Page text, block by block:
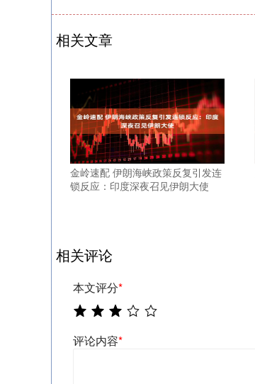
相关文章
金岭速配 伊朗海峡政策反复引发连
锁反应：印度深夜召见伊朗大使
相关评论
本文评分*
评论内容*